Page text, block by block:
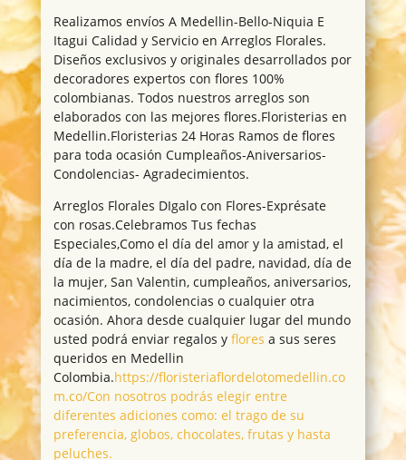
Realizamos envíos A Medellin-Bello-Niquia E
Itagui Calidad y Servicio en Arreglos Florales.
Diseños exclusivos y originales desarrollados por
decoradores expertos con flores 100%
colombianas. Todos nuestros arreglos son
elaborados con las mejores flores.Floristerias en
Medellin.Floristerias 24 Horas Ramos de flores
para toda ocasión Cumpleaños-Aniversarios-
Condolencias- Agradecimientos.
Arreglos Florales DIgalo con Flores-Exprésate
con rosas.Celebramos Tus fechas
Especiales,Como el día del amor y la amistad, el
día de la madre, el día del padre, navidad, día de
la mujer, San Valentin, cumpleaños, aniversarios,
nacimientos, condolencias o cualquier otra
ocasión. Ahora desde cualquier lugar del mundo
usted podrá enviar regalos y flores a sus seres
queridos en Medellin
Colombia.https://floristeriaflordelotomedellin.co
m.co/Con nosotros podrás elegir entre
diferentes adiciones como: el trago de su
preferencia, globos, chocolates, frutas y hasta
peluches.